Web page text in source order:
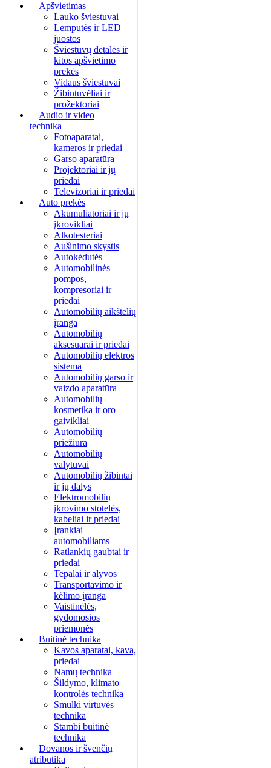
Apšvietimas
Lauko šviestuvai
Lemputės ir LED
juostos
Šviestuvų detalės ir
kitos apšvietimo
prekės
Vidaus šviestuvai
Žibintuvėliai ir
prožektoriai
Audio ir video
technika
Fotoaparatai,
kameros ir priedai
Garso aparatūra
Projektoriai ir jų
priedai
Televizoriai ir priedai
Auto prekės
Akumuliatoriai ir jų
įkrovikliai
Alkotesteriai
Aušinimo skystis
Autokėdutės
Automobilinės
pompos,
kompresoriai ir
priedai
Automobilių aikštelių
įranga
Automobilių
aksesuarai ir priedai
Automobilių elektros
sistema
Automobilių garso ir
vaizdo aparatūra
Automobilių
kosmetika ir oro
gaivikliai
Automobilių
priežiūra
Automobilių
valytuvai
Automobilių žibintai
ir jų dalys
Elektromobilių
įkrovimo stotelės,
kabeliai ir priedai
Įrankiai
automobiliams
Ratlankių gaubtai ir
priedai
Tepalai ir alyvos
Transportavimo ir
kėlimo įranga
Vaistinėlės,
gydomosios
priemonės
Buitinė technika
Kavos aparatai, kava,
priedai
Namų technika
Šildymo, klimato
kontrolės technika
Smulki virtuvės
technika
Stambi buitinė
technika
Dovanos ir švenčių
atributika